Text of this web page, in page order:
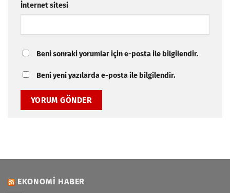
İnternet sitesi
Beni sonraki yorumlar için e-posta ile bilgilendir.
Beni yeni yazılarda e-posta ile bilgilendir.
EKONOMI HABER